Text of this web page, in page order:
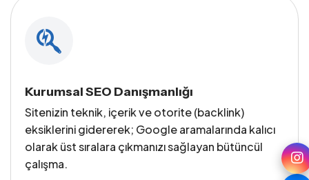
Kurumsal SEO Danışmanlığı
Sitenizin teknik, içerik ve otorite (backlink)
eksiklerini gidererek; Google aramalarında kalıcı
olarak üst sıralara çıkmanızı sağlayan bütüncül
çalışma.